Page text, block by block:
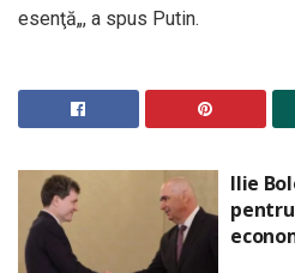
esenţă„, a spus Putin.
Ilie
pentru